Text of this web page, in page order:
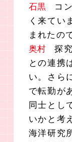
石黒
コ
く来てい
まれたの
奥村
探
との連携
い。さら
で転勤が
同士とし
いかと考
海洋研究